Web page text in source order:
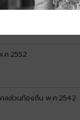
.ศ. ๒๕๕๓
ศ.2552
ลส่วนท้องถิ่น พ.ศ.2542